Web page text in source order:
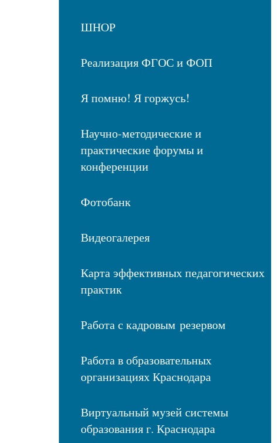
ШНОР
Реализация ФГОС и ФОП
Я помню! Я горжусь!
Научно-методические и
практические форумы и
конференции
Фотобанк
Видеогалерея
Карта эффективных педагогических
практик
Работа с кадровым резервом
Работа в образовательных
организациях Краснодара
Виртуальный музей системы
образования г. Краснодара